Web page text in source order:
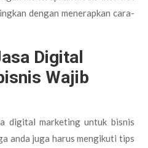
dengan menerapkan cara-
Digital
Wajib
digital marketing untuk bisnis
anda juga harus mengikuti tips